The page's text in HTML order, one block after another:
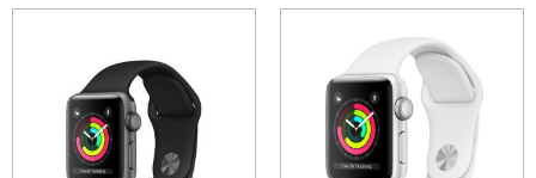
الشاشة:
الذاكرة الداخلية:8 جيجابايت
الرام:
نظام التشغيل:
الشاشة:1.65 بوصة • 390x312 بكسل
الذاكرة الداخلية:8 جيجابايت
768 ميجابايت
نظام التشغيل: